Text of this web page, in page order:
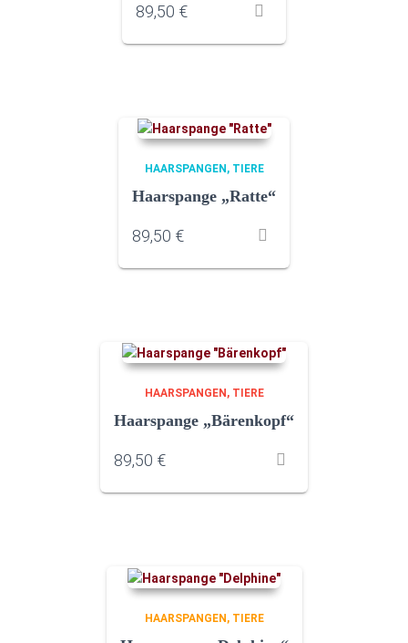
89,50 €
HAARSPANGEN TIERE
Haarspange „Ratte“
89,50 €
HAARSPANGEN TIERE
Haarspange „Bärenkopf“
89,50 €
HAARSPANGEN TIERE